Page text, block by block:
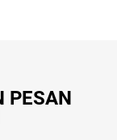
PESAN